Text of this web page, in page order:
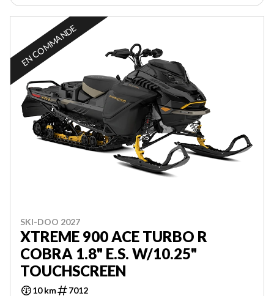
EN COMMANDE
SKI-DOO 2027
XTREME 900 ACE TURBO R
COBRA 1.8" E.S. W/10.25"
TOUCHSCREEN
10 km 7012